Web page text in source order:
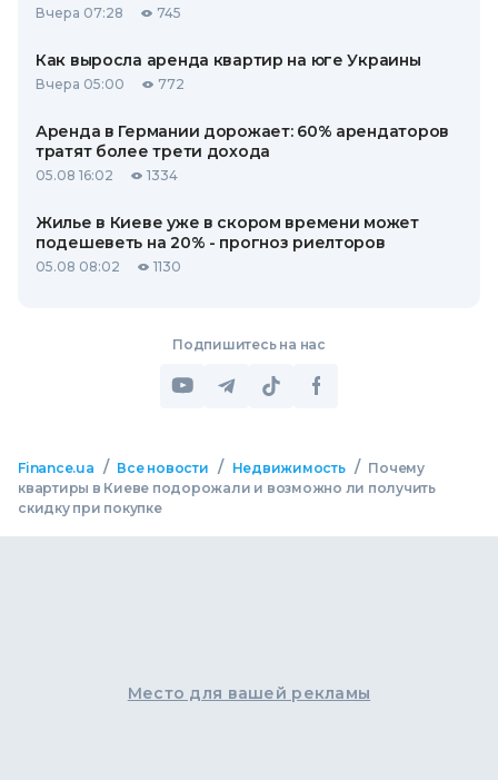
Вчера 07:28 745
Как выросла аренда квартир на юге Украины
Вчера 05:00 772
Аренда в Германии дорожает: 60% арендаторов
тратят более трети дохода
05.08 16:02 1334
Жилье в Киеве уже в скором времени может
подешеветь на 20% - прогноз риелторов
05.08 08:02 1130
Подпишитесь на нас
Finance.ua / Все новости / Недвижимость / Почему
квартиры в Киеве подорожали и возможно ли получить
скидку при покупке
Место для вашей рекламы